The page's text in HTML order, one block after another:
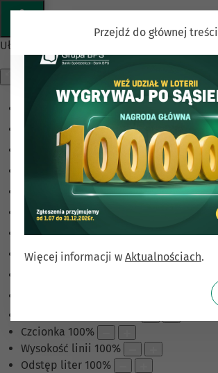
Ułatwienia dostępu
Monochromatyczny
Ciemny kontrast
Jasny kontrast
Niskie nasycenie
Wysokie nasycenie
Zaznacz linki
Zaznacz nagłówki
Czcionka 100%
Wysokość linii 100%
Odstęp liter 100%
Przejdź do głównej treści
Więcej informacji w Aktualnościach.